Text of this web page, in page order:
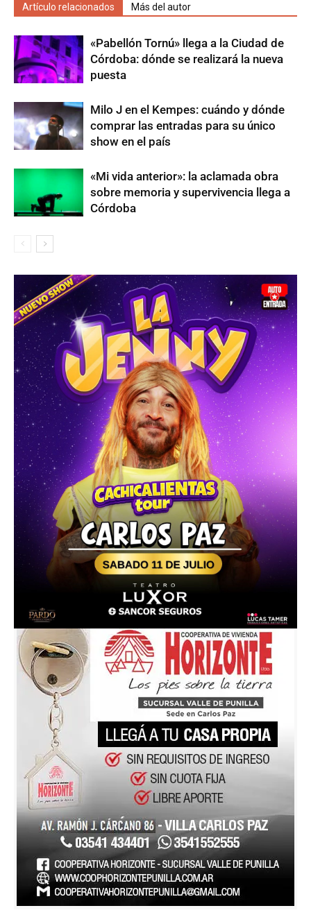
Artículo relacionados Más del autor
«Pabellón Tornú» llega a la Ciudad de
Córdoba: dónde se realizará la nueva
puesta
Milo J en el Kempes: cuándo y dónde
comprar las entradas para su único
show en el país
«Mi vida anterior»: la aclamada obra
sobre memoria y supervivencia llega a
Córdoba